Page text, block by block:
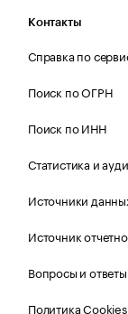
Контакты
Справка по
Поиск по ОГРН
Поиск по ИНН
Статистика и
Источники
Источник
Вопросы и ответы
Политика